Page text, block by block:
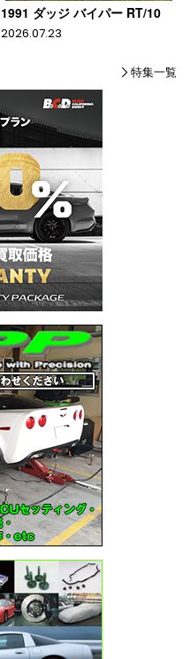
1991 ダッジ バイパー RT/10
2026.07.23
特集一覧